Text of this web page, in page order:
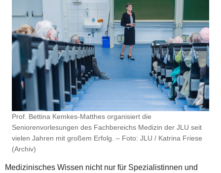
Prof. Bettina Kemkes-Matthes organisiert die
Seniorenvorlesungen des Fachbereichs Medizin der JLU seit
vielen Jahren mit großem Erfolg. – Foto: JLU / Katrina Friese
(Archiv)
Medizinisches Wissen nicht nur für Spezialistinnen und